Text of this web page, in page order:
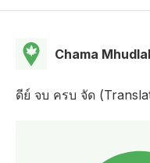
Chama
ดีย์ จบ ครบ จัด